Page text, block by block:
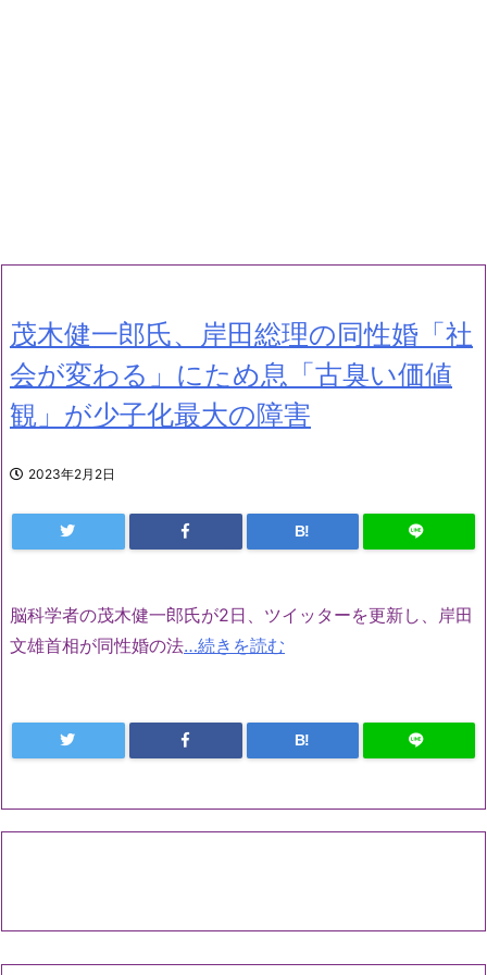
茂木健一郎氏、岸田総理の同性婚「社
会が変わる」にため息「古臭い価値
観」が少子化最大の障害
2023年2月2日
B!
脳科学者の茂木健一郎氏が2日、ツイッターを更新し、岸田
文雄首相が同性婚の法…続きを読む
B!